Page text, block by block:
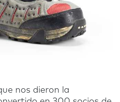
nos dieron la